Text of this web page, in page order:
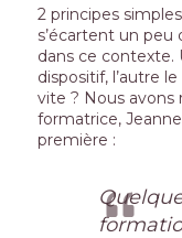
2 principes
s’écartent un peu
dans ce contexte.
dispositif, l’autre
vite ? Nous avons
formatrice,
première :